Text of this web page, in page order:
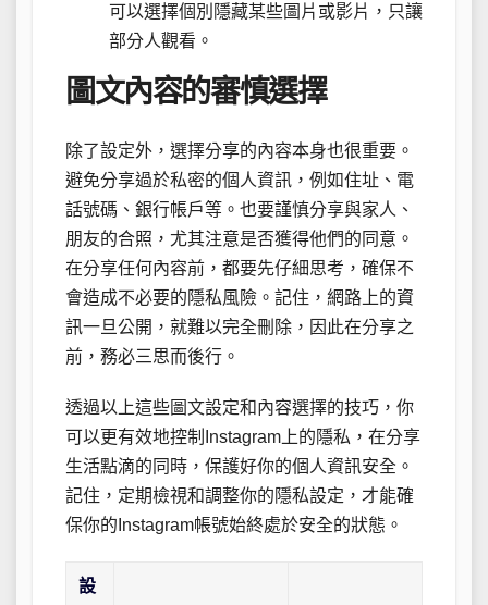
可以選擇個別隱藏某些圖片或影片，只讓
部分人觀看。
圖文內容的審慎選擇
除了設定外，選擇分享的內容本身也很重要。
避免分享過於私密的個人資訊，例如住址、電
話號碼、銀行帳戶等。也要謹慎分享與家人、
朋友的合照，尤其注意是否獲得他們的同意。
在分享任何內容前，都要先仔細思考，確保不
會造成不必要的隱私風險。記住，網路上的資
訊一旦公開，就難以完全刪除，因此在分享之
前，務必三思而後行。
透過以上這些圖文設定和內容選擇的技巧，你
可以更有效地控制Instagram上的隱私，在分享
生活點滴的同時，保護好你的個人資訊安全。
記住，定期檢視和調整你的隱私設定，才能確
保你的Instagram帳號始終處於安全的狀態。
設